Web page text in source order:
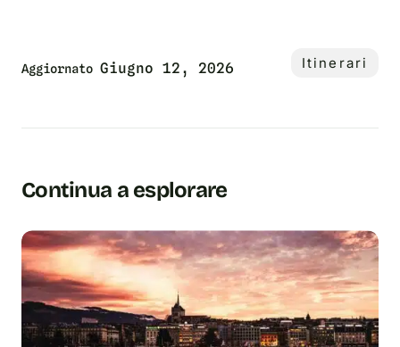
Aggiornato Giugno 12, 2026 Itinerari
Continua a esplorare